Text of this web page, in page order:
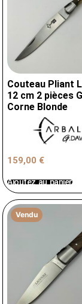
Couteau Pliant
12 cm 2 pièces
Corne Blonde
159,00 €
Ajoutez au panier
Vendu